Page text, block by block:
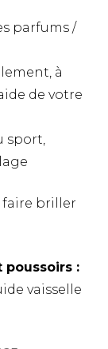
parfums /
à
de votre
sport,
briller
poussoirs :
vaisselle